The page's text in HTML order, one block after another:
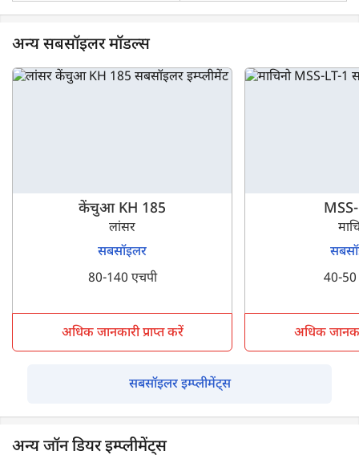
अन्य सबसॉइलर मॉडल्स
केंचुआ KH 185
लांसर
सबसॉइलर
80-140 एचपी
अधिक जानकारी प्राप्त करें
40-50
अधिक
सबसॉइलर इम्प्लीमेंट्स
अन्य जॉन डियर इम्प्लीमेंट्स